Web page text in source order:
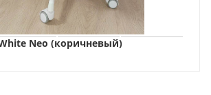
Neo (коричневый)